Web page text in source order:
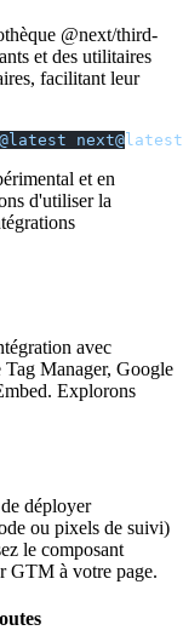
@next/third-
et des utilitaires
facilitant leur
next@latest
et en
d'utiliser la
avec
Manager, Google
Explorons
déployer
ou pixels de suivi)
le composant
GTM à votre page.